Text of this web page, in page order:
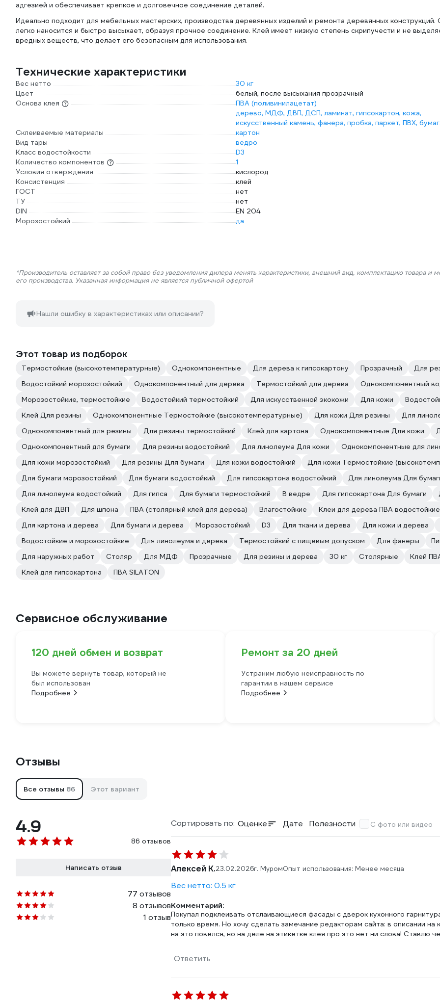
адгезией и обеспечивает крепкое и долговечное соединение деталей.
Идеально подходит для мебельных мастерских, производства деревянных изделий и ремонта деревянных конструкций.
легко наносится и быстро высыхает, образуя прочное соединение. Клей имеет низкую степень скрипучести и не
вредных веществ, что делает его безопасным для использования.
Технические характеристики
Вес нетто
30 кг
Цвет
белый, после высыхания прозрачный
Основа клея
ПВА (поливинилацетат)
Склеиваемые материалы
дерево, МДФ, ДВП, ДСП, ламинат, гипсокартон, кожа,
искусственный камень, фанера, пробка, паркет, ПВХ,
картон
Вид тары
ведро
Класс водостойкости
D3
Количество компонентов
1
Условия отверждения
кислород
Консистенция
клей
ГОСТ
нет
ТУ
нет
DIN
EN 204
Морозостойкий
да
*Производитель оставляет за собой право без уведомления дилера менять характеристики, внешний вид, комплектацию товара и
его производства. Указанная информация не является публичной офертой
Нашли ошибку в характеристиках или описании?
Этот товар из подборок
Термостойкие (высокотемпературные) Однокомпонентные Для дерева к гипсокартону Прозрачный Для
Водостойкий морозостойкий
Однокомпонентный для дерева Термостойкий для дерева Однокомпонентный
Морозостойкие, термостойкие
Водостойкий термостойкий Для искусственной экокожи Для кожи
Клей Для резины
Однокомпонентные Термостойкие (высокотемпературные) Для кожи Для резины
Для
Однокомпонентный для резины
Для резины термостойкий Клей для картона Однокомпонентные Для кожи
Однокомпонентный для бумаги
Для резины водостойкий Для линолеума Для кожи Однокомпонентные для
Для кожи морозостойкий
Для резины Для бумаги Для кожи водостойкий Для кожи Термостойкие
Для бумаги морозостойкий
Для бумаги водостойкий Для гипсокартона водостойкий Для линолеума Для
Для линолеума водостойкий
Для гипса Для бумаги термостойкий В ведре Для гипсокартона Для бумаги
Клей для ДВП
Для шпона ПВА (столярный клей для дерева) Влагостойкие Клеи для дерева ПВА водостойкие
Для картона и дерева
Для бумаги и дерева Морозостойкий D3 Для ткани и дерева Для кожи и дерева
Водостойкие и морозостойкие
Для линолеума и дерева Термостойкий с пищевым допуском Для фанеры
Для наружных работ
Столяр Для МДФ Прозрачные Для резины и дерева 30 кг Столярные Клей
Клей для гипсокартона
ПВА SILATON
Сервисное обслуживание
120 дней обмен и возврат
Вы можете вернуть товар, который не
был использован
Подробнее
Ремонт за 20 дней
Устраним любую неисправность по
гарантии в нашем сервисе
Подробнее
Отзывы
Все отзывы 86 Этот вариант
4.9
86 отзывов
Написать отзыв
77 отзывов
8 отзывов
1 отзыв
Сортировать по: Оценке Дате Полезности С фото или видео
Алексей К.23.02.2026г. МуромОпыт использования: Менее месяца
Вес нетто: 0.5 кг
Комментарий:
Покупал подклеивать отслаивающиеся фасады с дверок кухонного
только время. Но хочу сделать замечание редакторам сайта: в описании
на это повелся, но на деле на этикетке клея про это нет ни слова! Ставлю
Ответить